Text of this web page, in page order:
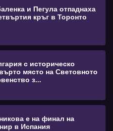
и Пегула отпаднаха
кръг в Торонто
с историческо
място на Световното
з...
е на финал на
в Испания